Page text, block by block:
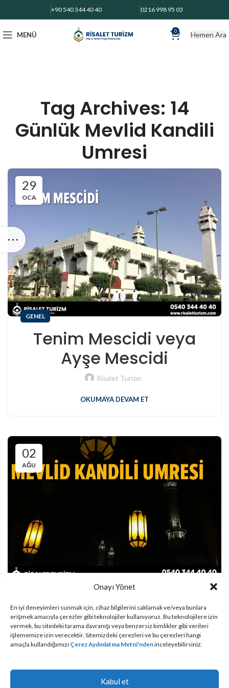
Onayı Yönet
En iyi deneyimleri sunmak için, cihaz bilgilerini saklamak ve/veya bunlara
erişmek amacıyla çerezler gibi teknolojiler kullanıyoruz. Bu teknolojilere izin
vermek, bu sitedeki tarama davranışı veya benzersiz kimlikler gibi verileri
işlememize izin verecektir. Sitemizdeki çerezleri ve bu çerezleri hangi
amaçla kullandığımızı Çerez Aydınlatma Metni'ndeninceleyebilirsiniz.
Kabul et
+90 540 344 40 40 0216 998 95 03
MENÜ 0 Hemen Ara
Tag Archives: 14
Günlük Mevlid Kandili
Umresi
29
OCA
GENEL
Tenim Mescidi veya
Ayşe Mescidi
Risalet Turizm
OKUMAYA DEVAM ET
02
AĞU
UMRE REHBERI , UMRE TURU UMRE ZIYARETI
Mevlid Kandili Umresi
Risalet Turizm
OKUMAYA DEVAM ET